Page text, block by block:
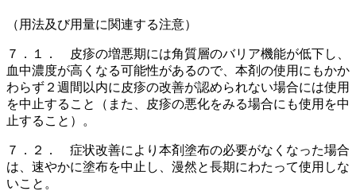
（用法及び用量に関連する注意）
７．１． 皮疹の増悪期には角質層のバリア機能が低下し、
血中濃度が高くなる可能性があるので、本剤の使用にもかか
わらず２週間以内に皮疹の改善が認められない場合には使用
を中止すること（また、皮疹の悪化をみる場合にも使用を中
止すること）。
７．２． 症状改善により本剤塗布の必要がなくなった場合
は、速やかに塗布を中止し、漫然と長期にわたって使用しな
いこと。